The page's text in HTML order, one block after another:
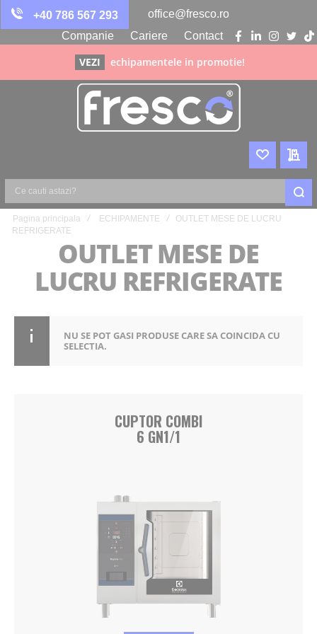
+40 786 567 293
office@fresco.ro
Companie
Cariere Contact
facebook
linkedin
VEZI echipamentele in promotie!
WISHLIST
Ce
cauti
astazi?
Pagina principala ECHIPAMENTE
OUTLET MESE DE LUCRU
REFRIGERATE
OUTLET MESE DE
LUCRU REFRIGERATE
NU SE POT GASI PRODUSE CARE SA COINCIDA CU
SELECTIA.
CUPTOR COMBI
6 GN1/1